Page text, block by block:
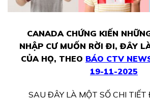
CANADA CHỨNG KIẾN
NHẬP CƯ MUỐN RỜI ĐI, ĐÂY
CỦA HỌ, THEO BÁO CTV
19-11-2025
SAU ĐÂY LÀ MỘT SỐ CHI TIẾT